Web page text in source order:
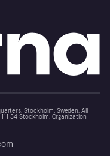
Stockholm, Sweden. All
34 Stockholm. Organization